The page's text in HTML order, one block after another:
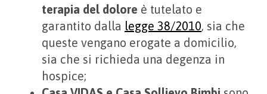
terapia del dolore è tutelato e
garantito dalla legge 38/2010, sia che
queste vengano erogate a domicilio,
sia che si richieda una degenza in
hospice;